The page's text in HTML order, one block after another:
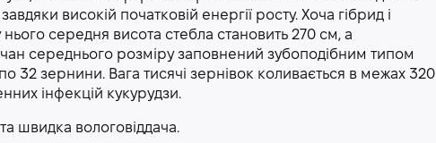
високій початковій енергії росту. Хоча гібрид і
середня висота стебла становить 270 см, а
середнього розміру заповнений зубоподібним типом
32 зернини. Вага тисячі зернівок коливається в межах 320
інфекцій кукурудзи.
швидка вологовіддача.